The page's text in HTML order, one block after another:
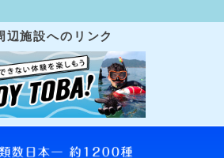
辺施設へのリンク